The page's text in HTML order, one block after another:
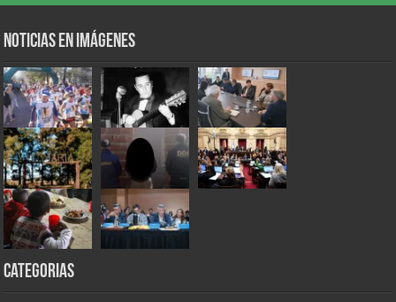
Noticias en Imágenes
Categorias